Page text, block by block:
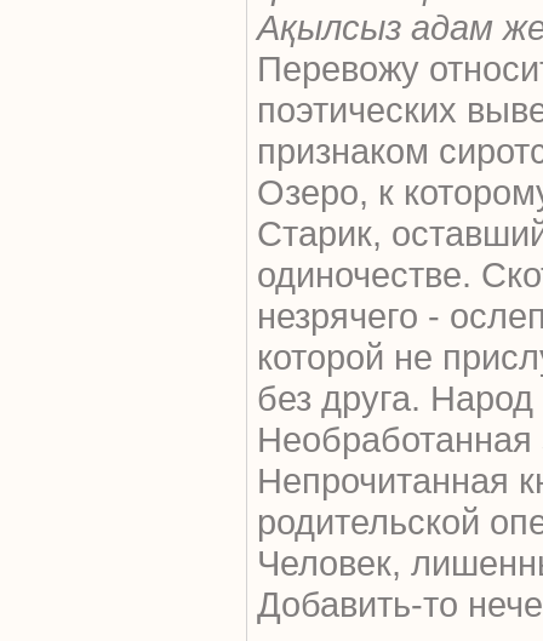
Ақылсыз адам
Перевожу
поэтических
признаком
Озеро, к
Старик,
одиночестве.
незрячего -
которой не
без друга.
Необработанная
Непрочитанная
родительской
Человек,
Добавить-то